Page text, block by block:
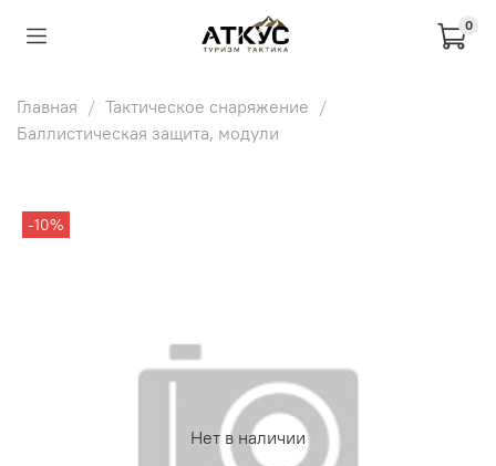
0
Главная
Тактическое снаряжение
Баллистическая защита, модули
Нет в наличии
-10%